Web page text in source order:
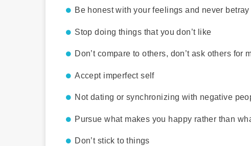
Be honest with your feelings and never
Stop doing things that you don’t like
Don’t compare to others, don’t ask others for
Accept imperfect self
Not dating or synchronizing with negative
Pursue what makes you happy rather than
Don’t stick to things